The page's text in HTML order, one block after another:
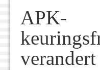
APK-
verandert